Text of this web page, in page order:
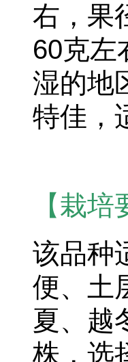
右，果
60克左
湿的地
特佳，
【栽培
该品种
便、土
夏、越
株，选